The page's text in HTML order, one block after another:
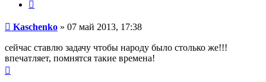
Сообщение
Kaschenko » 07 май 2013, 17:38
сейчас ставлю задачу чтобы народу было столько же!!!
впечатляет, помнятся такие времена!